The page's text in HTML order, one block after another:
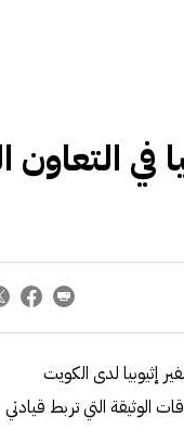
التعاون
إثيوبيا لدى الكويت
الوثيقة التي تربط قيادتي